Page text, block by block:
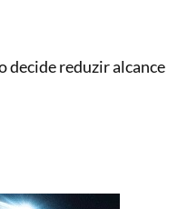
decide reduzir alcance